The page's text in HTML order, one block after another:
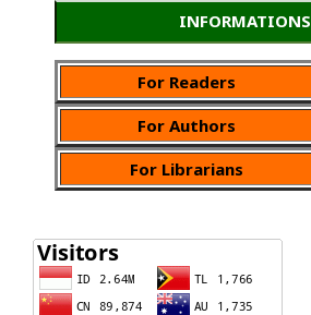
INFORMATIONS
For Readers
For Authors
For Librarians